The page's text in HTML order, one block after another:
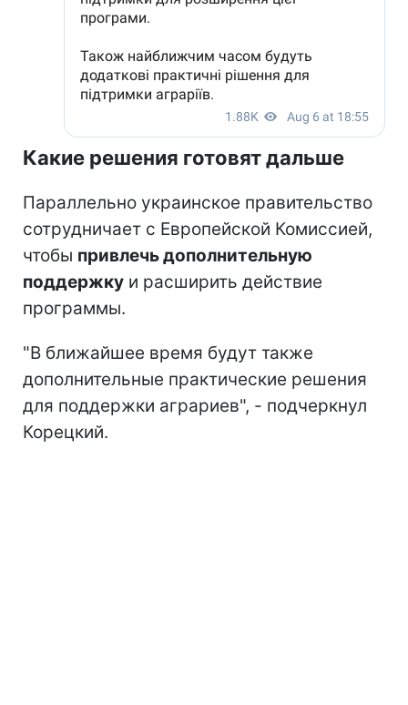
Какие решения готовят дальше
Параллельно украинское правительство
сотрудничает с Европейской Комиссией,
чтобы привлечь дополнительную
поддержку и расширить действие
программы.
"В ближайшее время будут также
дополнительные практические решения
для поддержки аграриев", - подчеркнул
Корецкий.